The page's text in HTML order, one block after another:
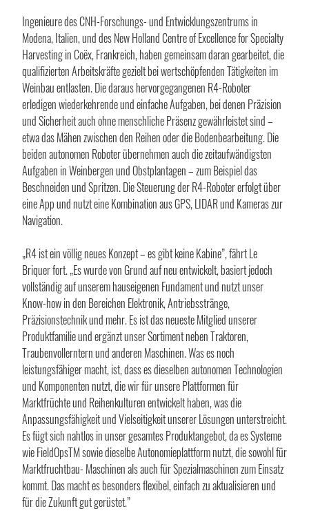
Ingenieure des CNH-Forschungs- und Entwicklungszentrums in
Modena, Italien, und des New Holland Centre of Excellence for Specialty
Harvesting in Coëx, Frankreich, haben gemeinsam daran gearbeitet, die
qualifizierten Arbeitskräfte gezielt bei wertschöpfenden Tätigkeiten im
Weinbau entlasten. Die daraus hervorgegangenen R4-Roboter
erledigen wiederkehrende und einfache Aufgaben, bei denen Präzision
und Sicherheit auch ohne menschliche Präsenz gewährleistet sind –
etwa das Mähen zwischen den Reihen oder die Bodenbearbeitung. Die
beiden autonomen Roboter übernehmen auch die zeitaufwändigsten
Aufgaben in Weinbergen und Obstplantagen – zum Beispiel das
Beschneiden und Spritzen. Die Steuerung der R4-Roboter erfolgt über
eine App und nutzt eine Kombination aus GPS, LIDAR und Kameras zur
Navigation.
„R4 ist ein völlig neues Konzept – es gibt keine Kabine”, fährt Le
Briquer fort. „Es wurde von Grund auf neu entwickelt, basiert jedoch
vollständig auf unserem hauseigenen Fundament und nutzt unser
Know-how in den Bereichen Elektronik, Antriebsstränge,
Präzisionstechnik und mehr. Es ist das neueste Mitglied unserer
Produktfamilie und ergänzt unser Sortiment neben Traktoren,
Traubenvollerntern und anderen Maschinen. Was es noch
leistungsfähiger macht, ist, dass es dieselben autonomen Technologien
und Komponenten nutzt, die wir für unsere Plattformen für
Marktfrüchte und Reihenkulturen entwickelt haben, was die
Anpassungsfähigkeit und Vielseitigkeit unserer Lösungen unterstreicht.
Es fügt sich nahtlos in unser gesamtes Produktangebot, da es Systeme
wie FieldOpsTM sowie dieselbe Autonomieplattform nutzt, die sowohl für
Marktfruchtbau- Maschinen als auch für Spezialmaschinen zum Einsatz
kommt. Das macht es besonders flexibel, einfach zu aktualisieren und
für die Zukunft gut gerüstet.”